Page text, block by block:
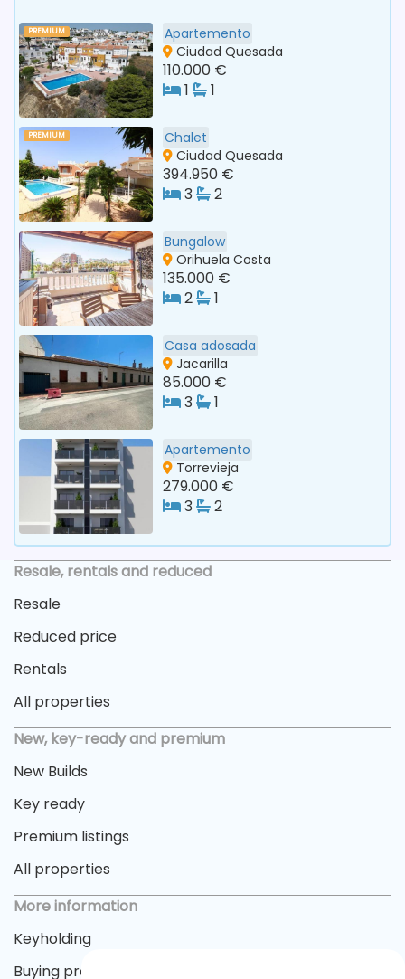
PREMIUM
Apartemento
Ciudad Quesada
110.000 €
1
1
PREMIUM
Chalet
Ciudad Quesada
394.950 €
3
2
Bungalow
Orihuela Costa
135.000 €
2
1
Casa adosada
Jacarilla
85.000 €
3
1
Apartemento
Torrevieja
279.000 €
3
2
Resale, rentals and reduced
Resale
Reduced price
Rentals
All properties
New, key-ready and premium
New Builds
Key ready
Premium listings
All properties
More information
Keyholding
Buying process